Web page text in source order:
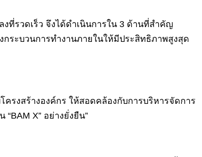
ที่รวดเร็ว จึงได้ดำเนินการใน 3 ด้านที่สำคัญ
ระบวนการทำงานภายในให้มีประสิทธิภาพสูงสุด
รงสร้างองค์กร ให้สอดคล้องกับการบริหารจัดการ
X” อย่างยั่งยืน”